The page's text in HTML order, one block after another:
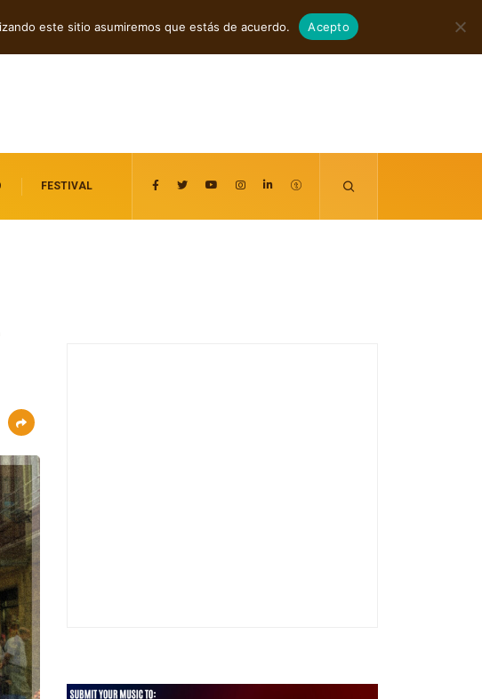
agosto 7, 2026
FESTIVAL
este sitio asumiremos que estás de acuerdo. Acepto